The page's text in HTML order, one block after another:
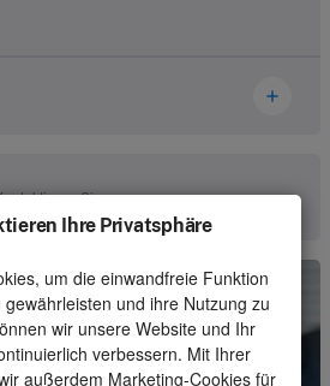
29401045
Switch
Stück
1
Sie uns
Ihre Privatsphäre
um die einwandfreie Funktion
und ihre Nutzung zu
wir unsere Website und Ihr
verbessern. Mit Ihrer
außerdem Marketing-Cookies für